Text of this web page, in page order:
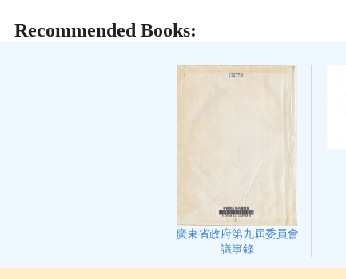
Recommended Books:
廣東省政府第九屆委員會
議事錄